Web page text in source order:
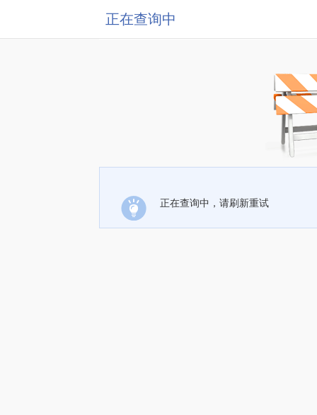
正在查询中
正在查询中，请刷新重试